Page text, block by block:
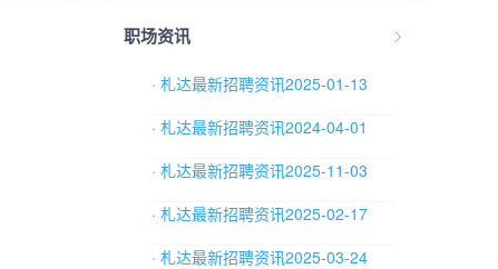
职场资讯
· 札达最新招聘资讯2025-01-13
· 札达最新招聘资讯2024-04-01
· 札达最新招聘资讯2025-11-03
· 札达最新招聘资讯2025-02-17
· 札达最新招聘资讯2025-03-24